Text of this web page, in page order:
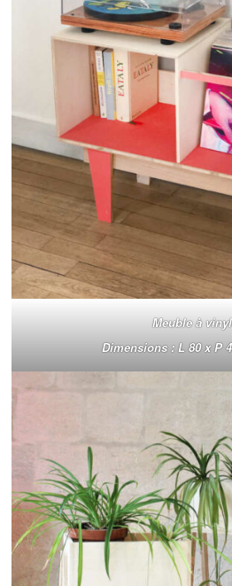
Meuble à
Dimensions : L 80 x P